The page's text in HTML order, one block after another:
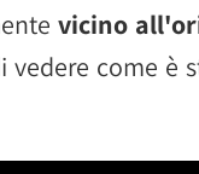
vicino
come è